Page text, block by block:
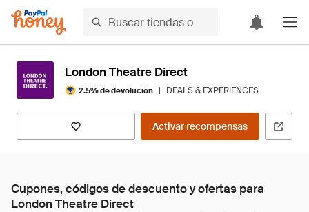
London Theatre Direct
2.5% de devolución | DEALS & EXPERIENCES
Activar recompensas
Cupones, códigos de descuento y ofertas para
London Theatre Direct